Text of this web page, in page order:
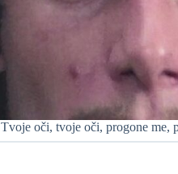
Tvoje oči, tvoje oči, progone me,